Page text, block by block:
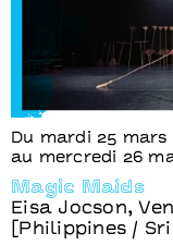
Du mardi 25 mars
au mercredi 26
Magic Maids
Eisa Jocson,
[Philippines /